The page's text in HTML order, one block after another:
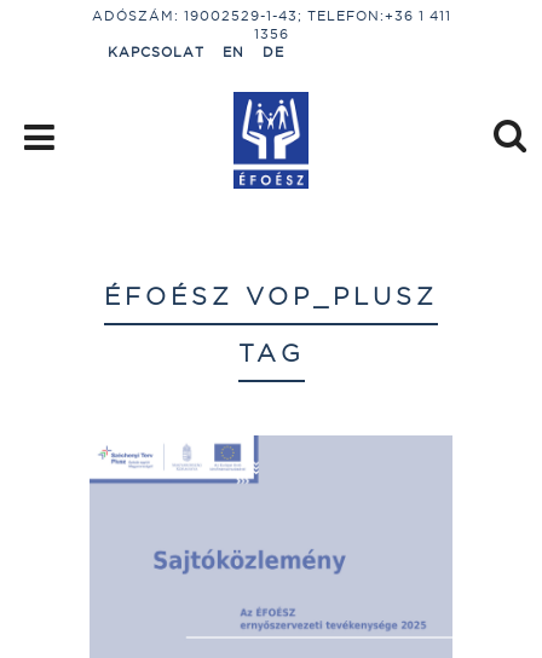
ADÓSZÁM: 19002529-1-43; TELEFON:+36 1 411
1356
KAPCSOLAT
EN DE
ÉFOÉSZ VOP_PLUSZ
TAG